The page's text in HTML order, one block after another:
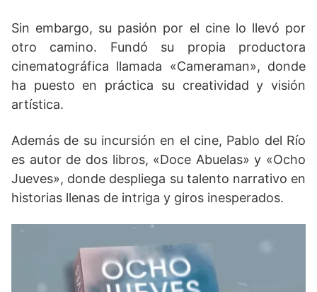
Sin embargo, su pasión por el cine lo llevó por
otro camino. Fundó su propia productora
cinematográfica llamada «Cameraman», donde
ha puesto en práctica su creatividad y visión
artística.
Además de su incursión en el cine, Pablo del Río
es autor de dos libros, «Doce Abuelas» y «Ocho
Jueves», donde despliega su talento narrativo en
historias llenas de intriga y giros inesperados.